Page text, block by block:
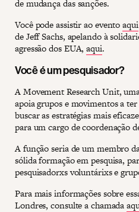
de mudança das sanções.
Você pode assistir ao eventoaqui
de Jeff Sachs, apelando à
agressão dos EUA,aqui.
Você é um pesquisador?
A Movement Research Unit,
apoia grupos e movimentos a
buscar as estratégias mais
para um cargo de coordenação
A função seria de um membro
sólida formação em pesquisa,
pesquisadorxs voluntárixs e
Para mais informações sobre
Londres, consulte a chamada